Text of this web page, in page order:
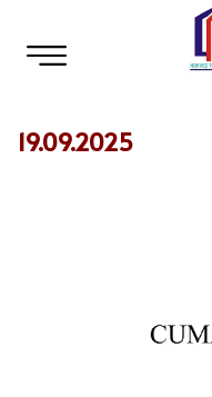
19.09.2025